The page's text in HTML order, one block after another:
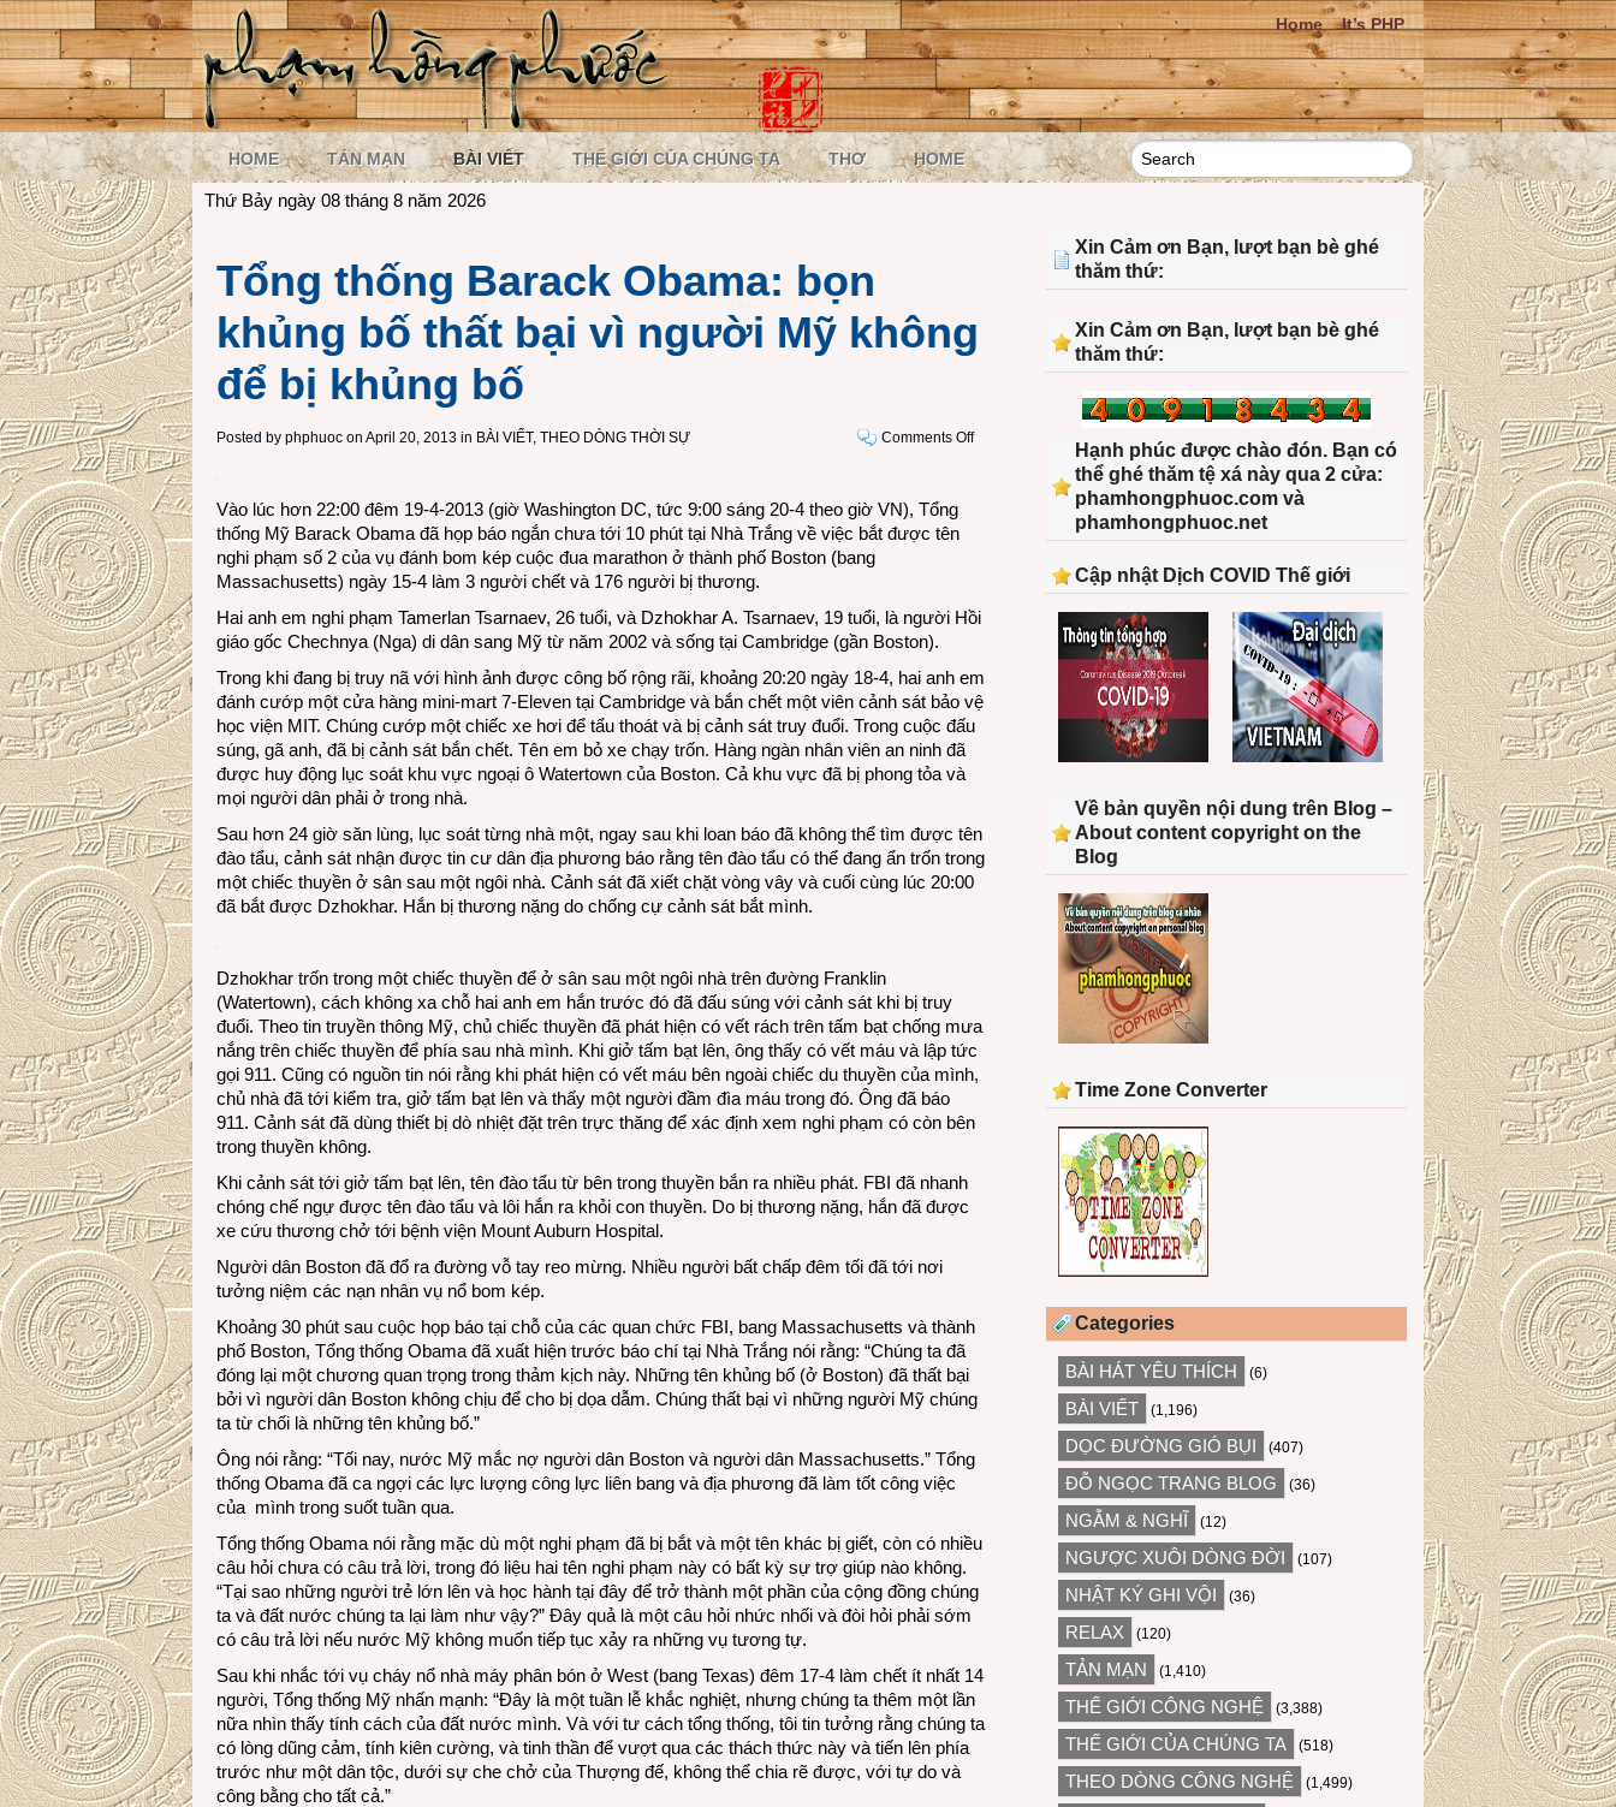
Home It’s PHP
HOME TẢN MẠN BÀI VIẾT THẾ GIỚI CỦA CHÚNG TA THƠ HOME
Thứ Bảy ngày 08 tháng 8 năm 2026
Tổng thống Barack Obama: bọn
khủng bố thất bại vì người Mỹ không
để bị khủng bố
Posted by phphuoc on April 20, 2013 in BÀI VIẾT, THEO DÒNG THỜI SỰ Comments Offon
thất
vì
người
Mỹ
bố
Vào lúc hơn 22:00 đêm 19-4-2013 (giờ Washington DC, tức 9:00 sáng 20-4 theo giờ VN), Tổng
thống Mỹ Barack Obama đã họp báo ngắn chưa tới 10 phút tại Nhà Trắng về việc bắt được tên
nghi phạm số 2 của vụ đánh bom kép cuộc đua marathon ở thành phố Boston (bang
Massachusetts) ngày 15-4 làm 3 người chết và 176 người bị thương.
Hai anh em nghi phạm Tamerlan Tsarnaev, 26 tuổi, và Dzhokhar A. Tsarnaev, 19 tuổi, là người Hồi
giáo gốc Chechnya (Nga) di dân sang Mỹ từ năm 2002 và sống tại Cambridge (gần Boston).
Trong khi đang bị truy nã với hình ảnh được công bố rộng rãi, khoảng 20:20 ngày 18-4, hai anh em
đánh cướp một cửa hàng mini-mart 7-Eleven tại Cambridge và bắn chết một viên cảnh sát bảo vệ
học viện MIT. Chúng cướp một chiếc xe hơi để tẩu thoát và bị cảnh sát truy đuổi. Trong cuộc đấu
súng, gã anh, đã bị cảnh sát bắn chết. Tên em bỏ xe chạy trốn. Hàng ngàn nhân viên an ninh đã
được huy động lục soát khu vực ngoại ô Watertown của Boston. Cả khu vực đã bị phong tỏa và
mọi người dân phải ở trong nhà.
Sau hơn 24 giờ săn lùng, lục soát từng nhà một, ngay sau khi loan báo đã không thể tìm được tên
đào tẩu, cảnh sát nhận được tin cư dân địa phương báo rằng tên đào tẩu có thể đang ẩn trốn trong
một chiếc thuyền ở sân sau một ngôi nhà. Cảnh sát đã xiết chặt vòng vây và cuối cùng lúc 20:00
đã bắt được Dzhokhar. Hắn bị thương nặng do chống cự cảnh sát bắt mình.
Dzhokhar trốn trong một chiếc thuyền để ở sân sau một ngôi nhà trên đường Franklin
(Watertown), cách không xa chỗ hai anh em hắn trước đó đã đấu súng với cảnh sát khi bị truy
đuổi. Theo tin truyền thông Mỹ, chủ chiếc thuyền đã phát hiện có vết rách trên tấm bạt chống mưa
nắng trên chiếc thuyền để phía sau nhà mình. Khi giở tấm bạt lên, ông thấy có vết máu và lập tức
gọi 911. Cũng có nguồn tin nói rằng khi phát hiện có vết máu bên ngoài chiếc du thuyền của mình,
chủ nhà đã tới kiểm tra, giở tấm bạt lên và thấy một người đầm đìa máu trong đó. Ông đã báo
911. Cảnh sát đã dùng thiết bị dò nhiệt đặt trên trực thăng để xác định xem nghi phạm có còn bên
trong thuyền không.
Khi cảnh sát tới giở tấm bạt lên, tên đào tẩu từ bên trong thuyền bắn ra nhiều phát. FBI đã nhanh
chóng chế ngự được tên đào tẩu và lôi hắn ra khỏi con thuyền. Do bị thương nặng, hắn đã được
xe cứu thương chở tới bệnh viện Mount Auburn Hospital.
Người dân Boston đã đổ ra đường vỗ tay reo mừng. Nhiều người bất chấp đêm tối đã tới nơi
tưởng niệm các nạn nhân vụ nổ bom kép.
Khoảng 30 phút sau cuộc họp báo tại chỗ của các quan chức FBI, bang Massachusetts và thành
phố Boston, Tổng thống Obama đã xuất hiện trước báo chí tại Nhà Trắng nói rằng: “Chúng ta đã
đóng lại một chương quan trọng trong thảm kịch này. Những tên khủng bố (ở Boston) đã thất bại
bởi vì người dân Boston không chịu để cho bị dọa dẫm. Chúng thất bại vì những người Mỹ chúng
ta từ chối là những tên khủng bố.”
Ông nói rằng: “Tối nay, nước Mỹ mắc nợ người dân Boston và người dân Massachusetts.” Tổng
thống Obama đã ca ngợi các lực lượng công lực liên bang và địa phương đã làm tốt công việc
của mình trong suốt tuần qua.
Tổng thống Obama nói rằng mặc dù một nghi phạm đã bị bắt và một tên khác bị giết, còn có nhiều
câu hỏi chưa có câu trả lời, trong đó liệu hai tên nghi phạm này có bất kỳ sự trợ giúp nào không.
“Tại sao những người trẻ lớn lên và học hành tại đây để trở thành một phần của cộng đồng chúng
ta và đất nước chúng ta lại làm như vậy?” Đây quả là một câu hỏi nhức nhối và đòi hỏi phải sớm
có câu trả lời nếu nước Mỹ không muốn tiếp tục xảy ra những vụ tương tự.
Sau khi nhắc tới vụ cháy nổ nhà máy phân bón ở West (bang Texas) đêm 17-4 làm chết ít nhất 14
người, Tổng thống Mỹ nhấn mạnh: “Đây là một tuần lễ khắc nghiệt, nhưng chúng ta thêm một lần
nữa nhìn thấy tính cách của đất nước mình. Và với tư cách tổng thống, tôi tin tưởng rằng chúng ta
có lòng dũng cảm, tính kiên cường, và tinh thần để vượt qua các thách thức này và tiến lên phía
trước như một dân tộc, dưới sự che chở của Thượng đế, không thể chia rẽ được, với tự do và
công bằng cho tất cả.”
Xin Cảm ơn Bạn, lượt bạn bè ghé
thăm thứ:
Xin Cảm ơn Bạn, lượt bạn bè ghé
thăm thứ:
Hạnh phúc được chào đón. Bạn có
thể ghé thăm tệ xá này qua 2 cửa:
phamhongphuoc.com và
phamhongphuoc.net
Cập nhật Dịch COVID Thế giới
Về bản quyền nội dung trên Blog –
About content copyright on the
Blog
Time Zone Converter
Categories
BÀI HÁT YÊU THÍCH (6)
BÀI VIẾT (1,196)
DỌC ĐƯỜNG GIÓ BỤI (407)
ĐỖ NGỌC TRANG BLOG (36)
NGẪM & NGHĨ (12)
NGƯỢC XUÔI DÒNG ĐỜI (107)
NHẬT KÝ GHI VỘI (36)
RELAX (120)
TẢN MẠN (1,410)
THẾ GIỚI CÔNG NGHỆ (3,388)
THẾ GIỚI CỦA CHÚNG TA (518)
THEO DÒNG CÔNG NGHỆ (1,499)